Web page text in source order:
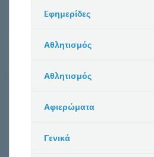
Eφημερίδες
Αθλητισμός
Αθλητισμός
Αφιερώματα
Γενικά